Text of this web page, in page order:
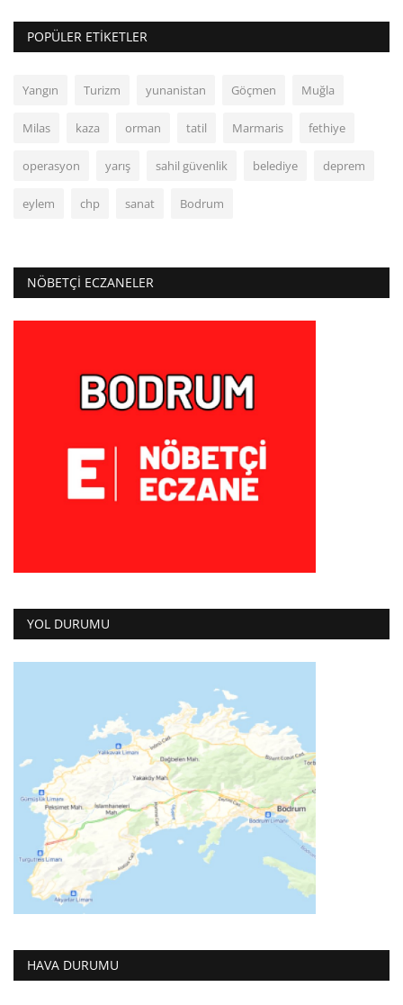
POPÜLER ETIKETLER
Yangın Turizm yunanistan Göçmen Muğla
Milas kaza orman tatil Marmaris fethiye
operasyon yarış sahil güvenlik belediye deprem
eylem chp sanat Bodrum
NÖBETÇI ECZANELER
YOL DURUMU
HAVA DURUMU